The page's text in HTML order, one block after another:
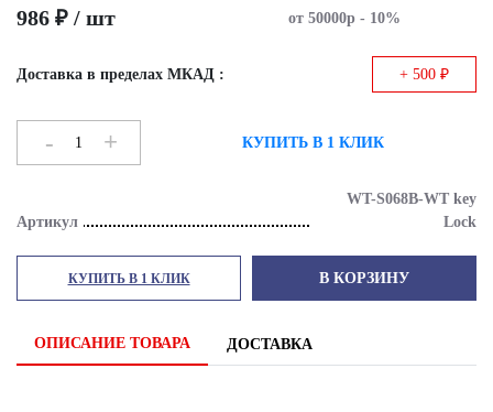
986 ₽ / шт от 50000р - 10%
Доставка в пределах МКАД : + 500 ₽
- + КУПИТЬ В 1 КЛИК
Артикул
WT-S068B-WT key
Lock
КУПИТЬ В 1 КЛИК В КОРЗИНУ
ОПИСАНИЕ ТОВАРА ДОСТАВКА